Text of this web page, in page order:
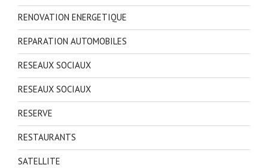
RENOVATION ENERGETIQUE
REPARATION AUTOMOBILES
RESEAUX SOCIAUX
RESEAUX SOCIAUX
RESERVE
RESTAURANTS
SATELLITE